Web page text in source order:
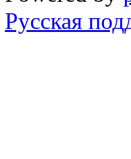
Русская